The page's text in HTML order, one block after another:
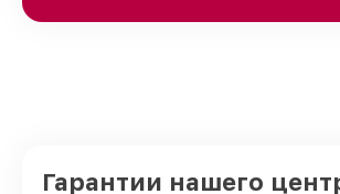
Гарантии нашего